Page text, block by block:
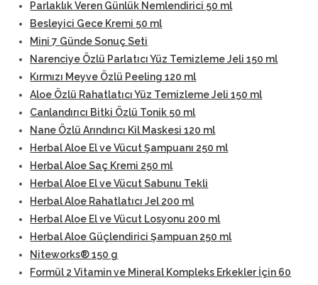
Parlaklık Veren Günlük Nemlendirici 50 ml
Besleyici Gece Kremi 50 ml
Mini 7 Günde Sonuç Seti
Narenciye Özlü Parlatıcı Yüz Temizleme Jeli 150 ml
Kırmızı Meyve Özlü Peeling 120 ml
Aloe Özlü Rahatlatıcı Yüz Temizleme Jeli 150 ml
Canlandırıcı Bitki Özlü Tonik 50 ml
Nane Özlü Arındırıcı Kil Maskesi 120 ml
Herbal Aloe El ve Vücut Şampuanı 250 ml
Herbal Aloe Saç Kremi 250 ml
Herbal Aloe El ve Vücut Sabunu Tekli
Herbal Aloe Rahatlatıcı Jel 200 ml
Herbal Aloe El ve Vücut Losyonu 200 ml
Herbal Aloe Güçlendirici Şampuan 250 ml
Niteworks® 150 g
Formül 2 Vitamin ve Mineral Kompleks Erkekler İçin 60